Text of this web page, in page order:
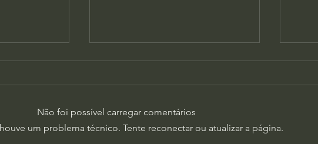
Não foi possível carregar comentários
um problema técnico. Tente reconectar ou atualizar a página.